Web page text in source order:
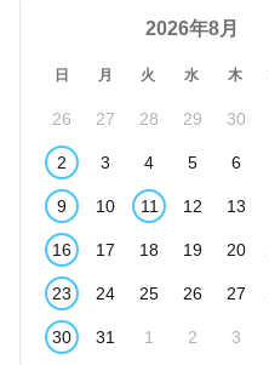
2026年8月
日 月 火 水 木
26 27 28 29 30
2 3 4 5 6
9 10 11 12 13
16 17 18 19 20
23 24 25 26 27
30 31 1 2 3